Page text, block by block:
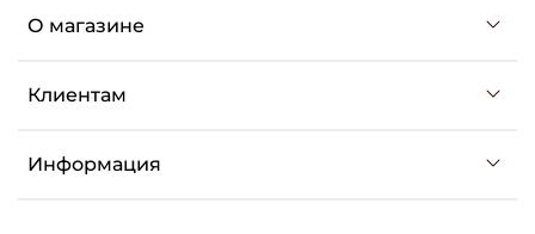
О магазине
Клиентам
Информация